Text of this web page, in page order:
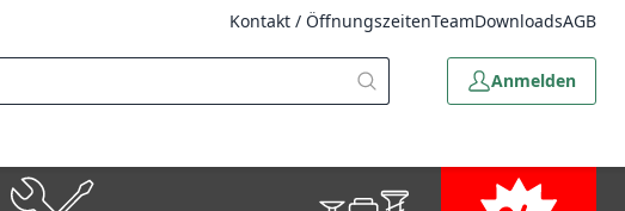
Kontakt / ÖffnungszeitenTeamDownloadsAGB
Anmelden